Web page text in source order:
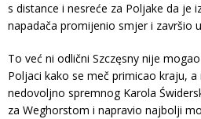
s distance i nesreće za Poljake da je
napadača promijenio smjer i završio
To već ni odlični Szczęsny nije
Poljaci kako se meč primicao kraju,
nedovoljno spremnog Karola
za Weghorstom i napravio najbolji